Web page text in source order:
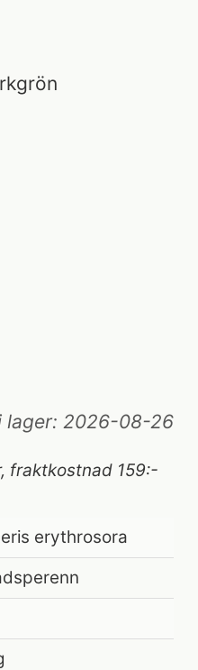
lager: 2026-08-26
fraktkostnad 159:-
erythrosora